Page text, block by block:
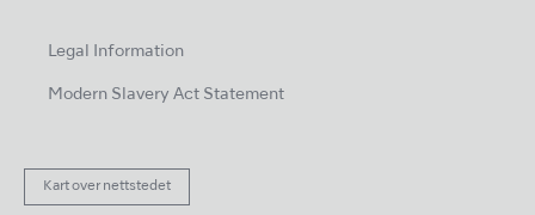
Legal Information
Modern Slavery Act Statement
Kart over nettstedet